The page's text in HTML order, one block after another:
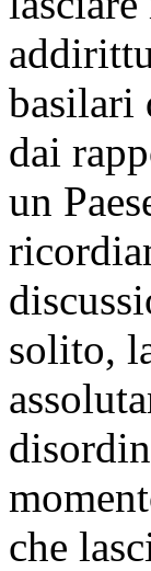
basilari
dai
un
solito,
che